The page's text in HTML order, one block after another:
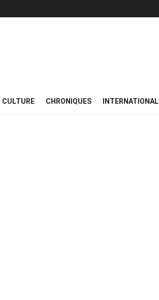
CULTURE CHRONIQUES INTERNATIONAL